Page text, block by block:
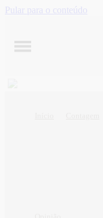
Pular para o conteúdo